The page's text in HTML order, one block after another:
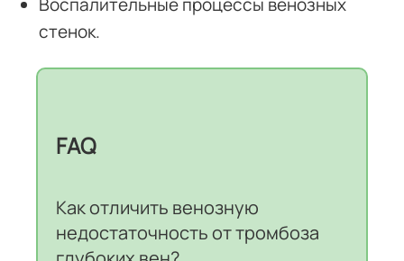
стенок.
FAQ
Как отличить венозную
недостаточность от тромбоза